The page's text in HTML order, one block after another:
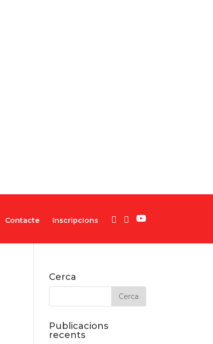
Contacte Inscripcions
Cerca
Publicacions
recents